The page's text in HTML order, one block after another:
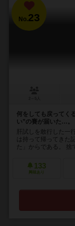
No.23
何をしても戻ってく
い”の賽が届いた…。
肝試しを敢行した一
は持って帰ってきた
た」からである。 捨
133
興味あり